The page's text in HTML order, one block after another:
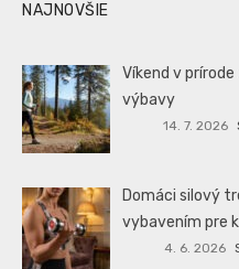
NAJNOVŠIE
Víkend v
výbavy
14. 7. 2026
Domáci silový
vybavením pre
4. 6. 2026